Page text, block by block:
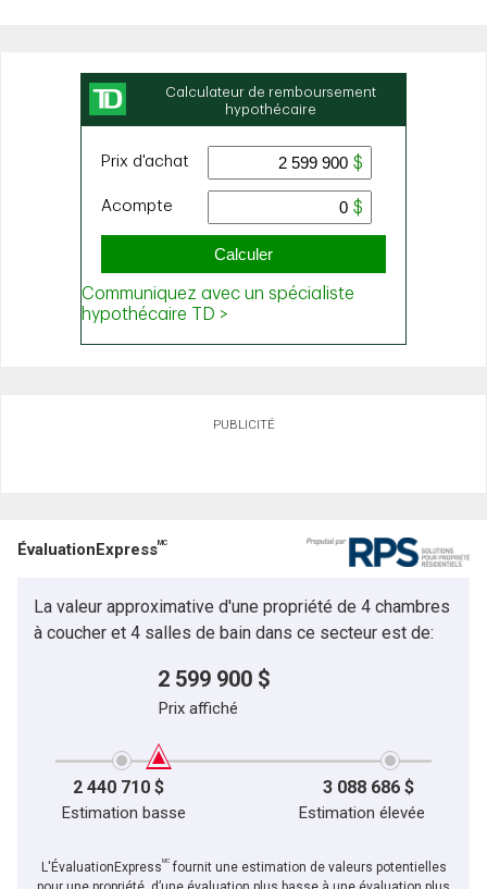
PUBLICITÉ
ÉvaluationExpressMC
La valeur approximative d'une propriété de 4 chambres
à coucher et 4 salles de bain dans ce secteur est de:
2 599 900 $
Prix affiché
2 440 710 $ 3 088 686 $
Estimation basse Estimation élevée
L'ÉvaluationExpressMCfournit une estimation de valeurs potentielles